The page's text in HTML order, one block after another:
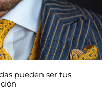
pueden ser tus